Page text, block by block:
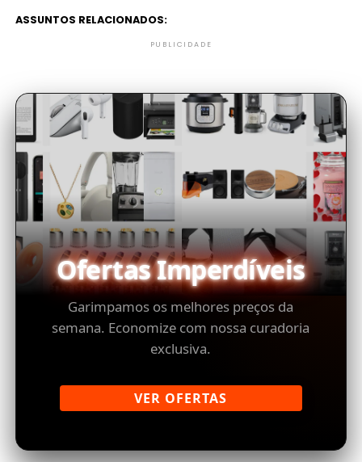
ASSUNTOS RELACIONADOS:
PUBLICIDADE
Ofertas Imperdíveis
Garimpamos os melhores preços da
semana. Economize com nossa curadoria
exclusiva.
VER OFERTAS